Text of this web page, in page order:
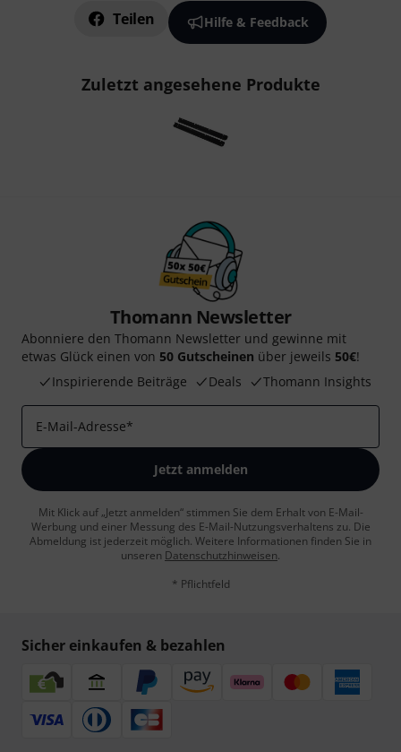
Teilen Hilfe & Feedback
Zuletzt angesehene Produkte
Thomann Newsletter
Abonniere den Thomann Newsletter und gewinne mit
etwas Glück einen von 50 Gutscheinen über jeweils 50€!
Inspirierende Beiträge
Deals Thomann Insights
E-Mail-Adresse*
Jetzt anmelden
Mit Klick auf „Jetzt anmelden“ stimmen Sie dem Erhalt von E-Mail-
Werbung und einer Messung des E-Mail-Nutzungsverhaltens zu. Die
Abmeldung ist jederzeit möglich. Weitere Informationen finden Sie in
unseren Datenschutzhinweisen.
* Pflichtfeld
Sicher einkaufen & bezahlen